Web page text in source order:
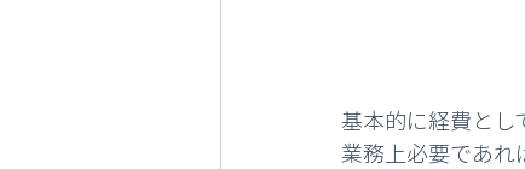
基本的に経費とし
業務上必要であれ